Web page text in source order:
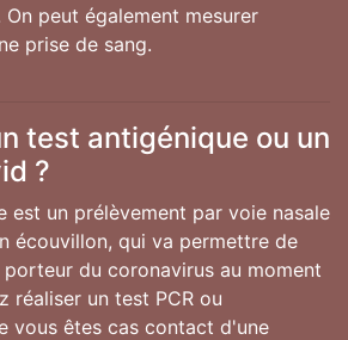
peut également mesurer
prise de sang.
test antigénique ou un
?
est un prélèvement par voie nasale
écouvillon, qui va permettre de
du coronavirus au moment
réaliser un test PCR ou
vous êtes cas contact d'une